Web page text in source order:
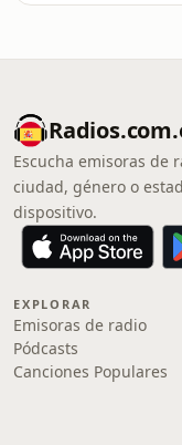
Escucha emisoras de
ciudad, género o
dispositivo.
EXPLORAR
Emisoras de radio
Pódcasts
Canciones Populares